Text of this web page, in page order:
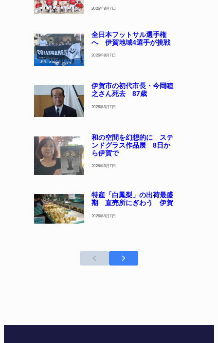
2026年8月7日
全日本フットサル選手権
へ 伊賀地域4選手が挑戦
2026年8月7日
伊賀市の初代市長・今岡睦
之さん死去 87歳
2026年8月7日
和の空間を幻想的に ステ
ンドグラス作品展 8日か
ら伊賀で
2026年8月7日
特産「白鳳梨」の出荷最盛
期 直売所にぎわう 伊賀
2026年8月7日